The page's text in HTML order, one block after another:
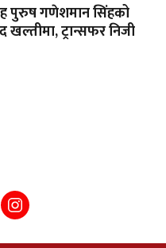
पुरुष गणेशमान सिंहको
ट्रान्सफर निजी